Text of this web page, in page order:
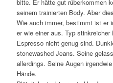
bitte. Er hätte gut rüberkommen
seinem trainierten Body. Aber
Wie auch immer, bestimmt ist er
er wie einer aus. Typ
Espresso nicht genug sind.
stonewashed Jeans. Seine
allerdings. Seine Augen
Hände.